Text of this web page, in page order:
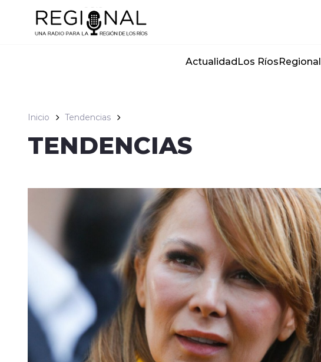
Click acá para ir directamente al contenido
ActualidadLos RíosRegional
Inicio Tendencias
TENDENCIAS